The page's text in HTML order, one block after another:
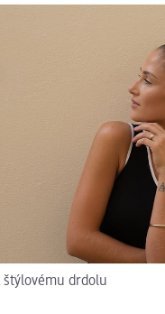
drdolu